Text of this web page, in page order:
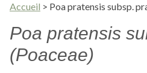
Accueil > Poa pratensis subsp.
Poa pratensis
(Poaceae)